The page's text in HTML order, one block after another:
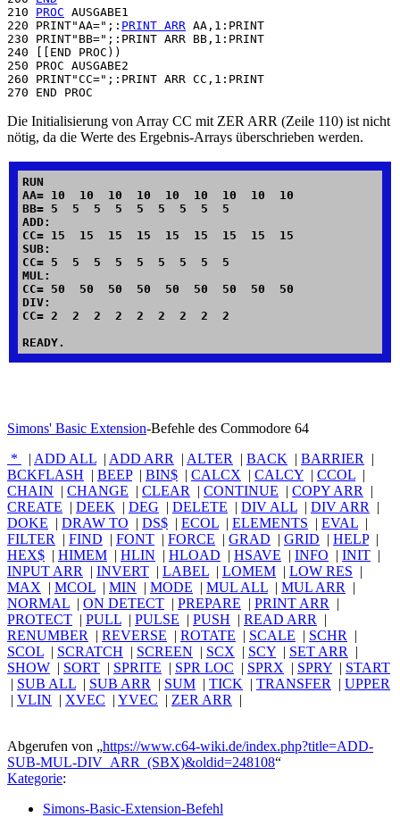
210 PROC AUSGABE1
220 PRINT"AA=";: PRINT ARR AA,1:PRINT
230 PRINT"BB=";:PRINT ARR BB,1:PRINT
240 [[END PROC))
250 PROC AUSGABE2
260 PRINT"CC=";:PRINT ARR CC,1:PRINT
Die Initialisierung von Array CC mit ZER ARR (Zeile 110) ist nicht
nötig, da die Werte des Ergebnis-Arrays überschrieben werden.
RUN
AA= 10  10  10  10  10  10  10  10  10
BB= 5  5  5  5  5  5  5  5  5
ADD:
CC= 15  15  15  15  15  15  15  15  15
SUB:
CC= 5  5  5  5  5  5  5  5  5
MUL:
CC= 50  50  50  50  50  50  50  50  50
DIV:
CC= 2  2  2  2  2  2  2  2  2
Simons' Basic Extension-Befehle des Commodore 64
*
| ADD ALL | ADD ARR | ALTER | BACK | BARRIER
|
BCKFLASH | BEEP| BIN$ | CALCX | CALCY | CCOL |
CHAIN | CHANGE | CLEAR | CONTINUE | COPY ARR
|
CREATE | DEEK | DEG | DELETE | DIV ALL | DIV ARR
|
DOKE | DRAW TO | DS$ | ECOL | ELEMENTS | EVAL |
FILTER
| FIND | FONT | FORCE | GRAD | GRID | HELP|
HEX$ | HIMEM | HLIN | HLOAD | HSAVE | INFO | INIT |
INPUT ARR
| INVERT | LABEL | LOMEM | LOW RES |
MAX | MCOL | MIN | MODE | MUL ALL | MUL ARR
|
NORMAL | ON DETECT | PREPARE | PRINT ARR
|
PROTECT | PULL | PULSE | PUSH | READ ARR
|
RENUMBER
| REVERSE | ROTATE | SCALE | SCHR
|
SCOL | SCRATCH | SCREEN | SCX | SCY | SET ARR
|
SHOW | SORT | SPRITE | SPR LOC | SPRX | SPRY | START
| SUB ALL | SUB ARR | SUM | TICK | TRANSFER | UPPER
| VLIN | XVEC | YVEC | ZER ARR |
Abgerufen von „https://www.c64-wiki.de/index.php?title=ADD-
SUB-MUL-DIV_ARR_(SBX)&oldid=248108“
Kategorie:
Simons-Basic-Extension-Befehl